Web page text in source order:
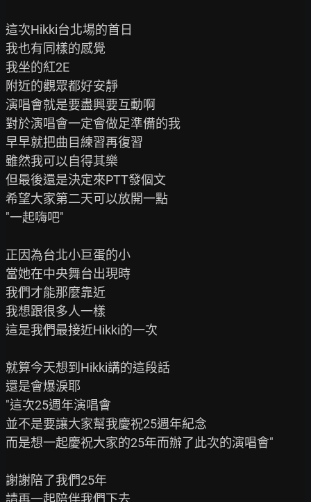
這次Hikki台北場的首日
我也有同樣的感覺
我坐的紅2E
附近的觀眾都好安靜
演唱會就是要盡興要互動啊
對於演唱會一定會做足準備的我
早早就把曲目練習再復習
雖然我可以自得其樂
但最後還是決定來PTT發個文
希望大家第二天可以放開一點
"一起嗨吧"
正因為台北小巨蛋的小
當她在中央舞台出現時
我們才能那麼靠近
我想跟很多人一樣
這是我們最接近Hikki的一次
就算今天想到Hikki講的這段話
還是會爆淚耶
"這次25週年演唱會
並不是要讓大家幫我慶祝25週年紀念
而是想一起慶祝大家的25年而辦了此次的演唱會"
謝謝陪了我們25年
請再一起陪伴我們下去...